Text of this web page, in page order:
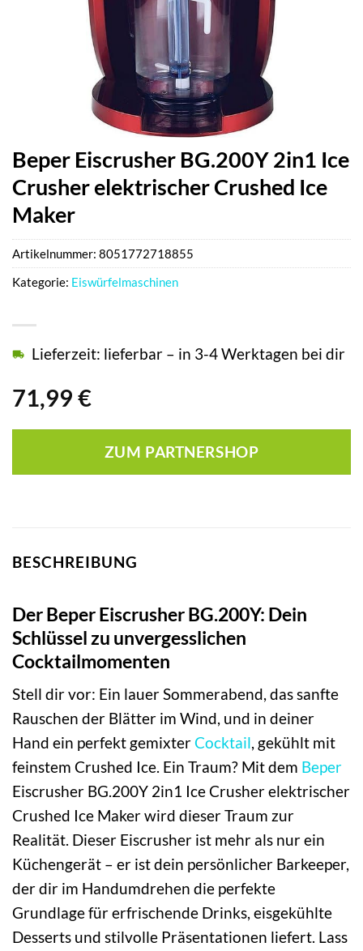
Beper Eiscrusher BG.200Y 2in1 Ice
Crusher elektrischer Crushed Ice
Maker
71,99 €
Lieferzeit: lieferbar – in 3-4 Werktagen bei dir
ZUM PARTNERSHOP
Artikelnummer: 8051772718855
Kategorie: Eiswürfelmaschinen
BESCHREIBUNG
Der Beper Eiscrusher BG.200Y: Dein
Schlüssel zu unvergesslichen
Cocktailmomenten
Stell dir vor: Ein lauer Sommerabend, das sanfte
Rauschen der Blätter im Wind, und in deiner
Hand ein perfekt gemixterCocktail, gekühlt mit
feinstem Crushed Ice. Ein Traum? Mit dem Beper
Eiscrusher BG.200Y 2in1 Ice Crusher elektrischer
Crushed Ice Maker wird dieser Traum zur
Realität. Dieser Eiscrusher ist mehr als nur ein
Küchengerät – er ist dein persönlicher Barkeeper,
der dir im Handumdrehen die perfekte
Grundlage für erfrischende Drinks, eisgekühlte
Desserts und stilvolle Präsentationen liefert. Lass